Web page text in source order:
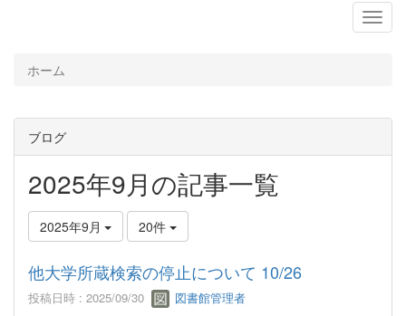
ホーム
ブログ
2025年9月の記事一覧
2025年9月 20件
他大学所蔵検索の停止について 10/26
投稿日時 : 2025/09/30 図書館管理者